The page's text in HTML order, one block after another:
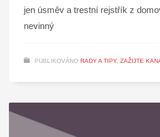
jen úsměv a trestní rejstřík z
nevinný
PUBLIKOVÁNO RADY A TIPY, ZAŽIJTE